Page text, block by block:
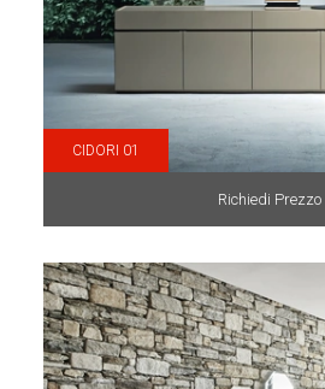
CIDORI 01
Richiedi Prezzo